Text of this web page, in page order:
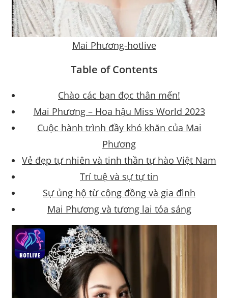
Mai Phương-hotlive
Table of Contents
Chào các bạn đọc thân mến!
Mai Phương – Hoa hậu Miss World 2023
Cuộc hành trình đầy khó khăn của Mai
Phương
Vẻ đẹp tự nhiên và tinh thần tự hào Việt Nam
Trí tuệ và sự tự tin
Sự ủng hộ từ cộng đồng và gia đình
Mai Phương và tương lai tỏa sáng